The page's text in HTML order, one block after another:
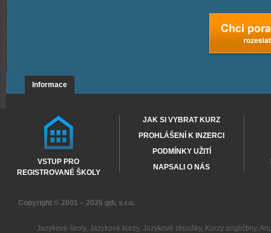
Informace
VSTUP PRO
REGISTROVANÉ ŠKOLY
JAK SI VYBRAT KURZ
PROHLÁŠENÍ K INZERCI
PODMÍNKY UŽITÍ
NAPSALI O NÁS
Copyright © 2001 – 2026 gdi, s.r.o.
Jazykové školy, Jazykové kurzy, Jazykové zkoušky, Kurzy angličtiny,